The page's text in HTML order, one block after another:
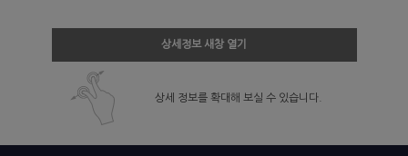
상세정보 새창 열기
상세 정보를 확대해 보실 수 있습니다.